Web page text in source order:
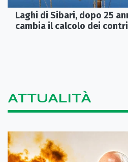
Laghi di Sibari, dopo 25
cambia il calcolo dei
ATTUALITÀ